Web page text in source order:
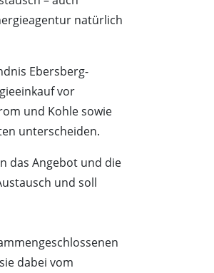
natürlich
Ebersberg-
vor
und Kohle sowie
unterscheiden.
das Angebot und die
und soll
dabei vom